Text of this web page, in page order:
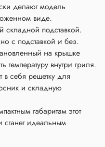
делают модель
виде.
складной подставкой.
с подставкой и без.
на крышке
температуру внутри гриля.
в себя решетку для
и складную
габаритам этот
станет идеальным